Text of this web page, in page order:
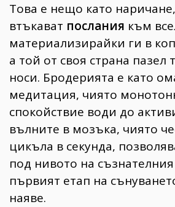
Това е нещо като
втъкават послания към
материализирайки ги в
а той от своя страна пазел
носи. Бродерията е като
медитация, чиято
спокойствие води до
вълните в мозъка, чиято
цикъла в секунда,
под нивото на
първият етап на
наяве.